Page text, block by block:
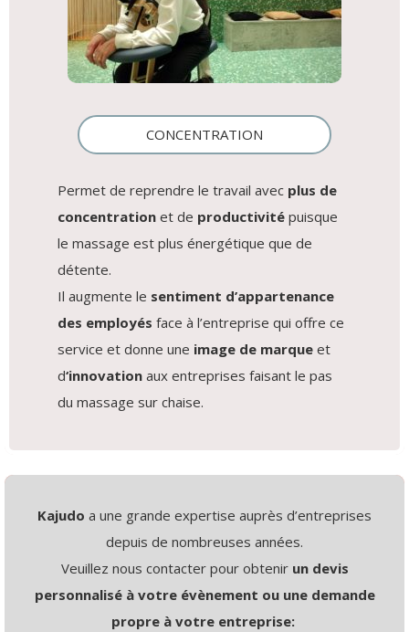
CONCENTRATION
Permet de reprendre le travail avec plus de
concentration et de productivité puisque
le massage est plus énergétique que de
détente.
Il augmente le sentiment d’appartenance
des employés face à l’entreprise qui offre ce
service et donne une image de marque et
d‘innovation aux entreprises faisant le pas
du massage sur chaise.​
Kajudo a une grande expertise auprès d’entreprises
depuis de nombreuses années.
Veuillez nous contacter pour obtenir un devis
personnalisé à votre évènement ou une demande
propre à votre entreprise: